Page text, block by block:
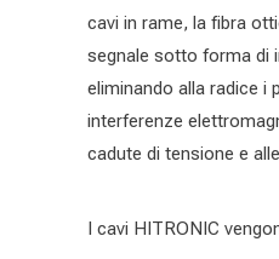
cavi in rame, la fibra
segnale sotto forma di
eliminando alla radice i
interferenze
cadute di tensione e
I cavi HITRONIC